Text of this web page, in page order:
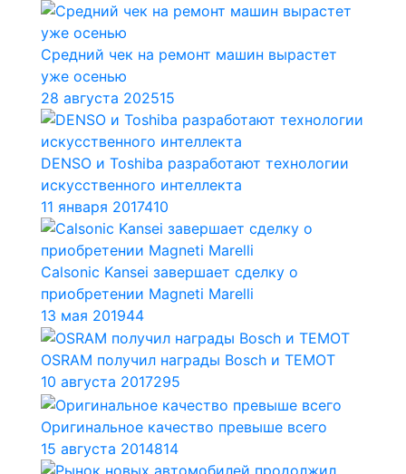
Средний чек на ремонт машин вырастет
уже осенью
28 августа 202515
DENSO и Toshiba разработают технологии
искусственного интеллекта
11 января 2017410
Calsonic Kansei завершает сделку о
приобретении Magneti Marelli
13 мая 201944
OSRAM получил награды Bosch и TEMOT
10 августа 2017295
Оригинальное качество превыше всего
15 августа 2014814